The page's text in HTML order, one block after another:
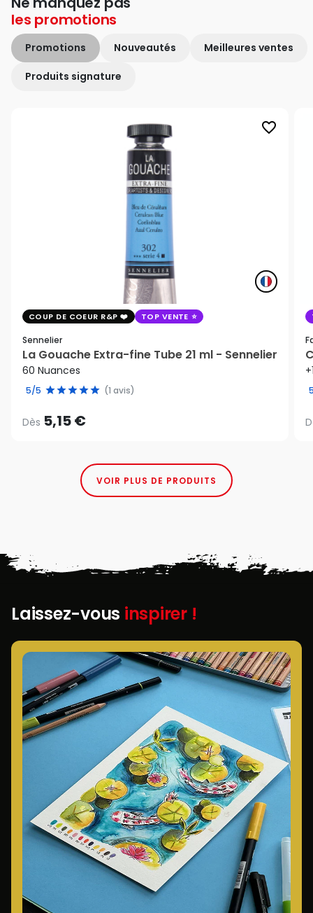
les promotions
Promotions Nouveautés Meilleures ventes
Produits signature
favorite_border
COUP DE COEUR R&P TOP VENTE
Sennelier
La Gouache Extra-fine Tube 21 ml - Sennelier
60 Nuances
5/5 (1 avis)
Dès 5,15 €
VOIR PLUS DE PRODUITS
Laissez-vous inspirer !